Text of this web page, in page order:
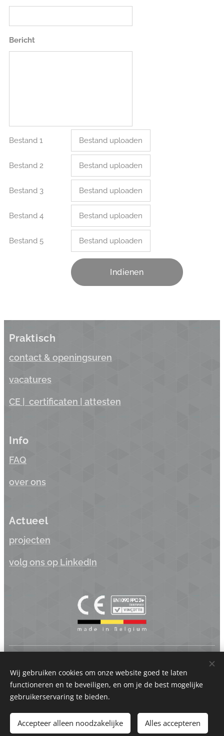
Bericht
Bestand 1 Bestand uploaden
Bestand 2 Bestand uploaden
Bestand 3 Bestand uploaden
Bestand 4 Bestand uploaden
Bestand 5 Bestand uploaden
Indienen
Praktisch
contact & openingsuren
vacatures
CE | certificaten | attesten
Info
FAQ
over ons
Actueel
projecten
volg ons op LinkedIn
- België | BTW BE 0875.742.625
Cookies
Talen
Nederlands
Français
Wij gebruiken cookies om onze website goed te laten
functioneren en te beveiligen, en om je de best mogelijke
gebruikerservaring te bieden.
Accepteer alleen noodzakelijke Alles accepteren